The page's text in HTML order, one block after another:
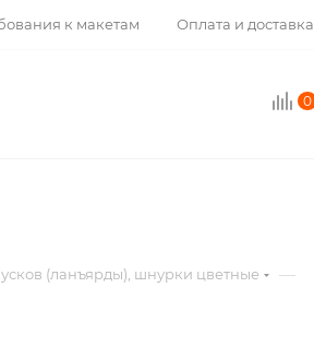
к макетам Оплата и доставка
0
(ланъярды), шнурки цветные —